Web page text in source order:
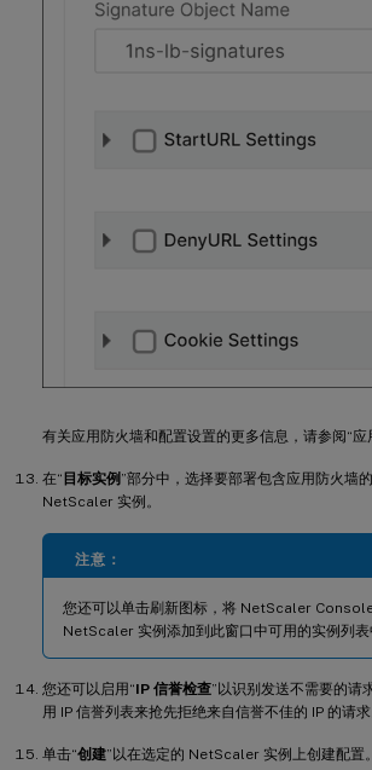
有关应用防火墙和配置设置的更多信息，请参阅“应
在“ 目标实例 ”部分中，选择要部署包含应用防火墙
NetScaler 实例。
注意：
您还可以单击刷新图标，将 NetScaler
NetScaler 实例添加到此窗口中可用的实例列表
您还可以启用“IP 信誉检查”以识别发送不需要的请
用 IP 信誉列表来抢先拒绝来自信誉不佳的 IP 的请求
单击“创建”以在选定的 NetScaler 实例上创建配置。